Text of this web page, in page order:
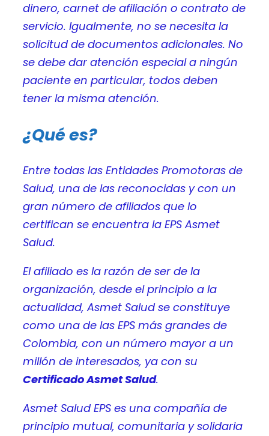
dinero, carnet de afiliación o contrato de
servicio. Igualmente, no se necesita la
solicitud de documentos adicionales. No
se debe dar atención especial a ningún
paciente en particular, todos deben
tener la misma atención.
¿Qué es?
Entre todas las Entidades Promotoras de
Salud, una de las reconocidas y con un
gran número de afiliados que lo
certifican se encuentra la EPS Asmet
Salud.
El afiliado es la razón de ser de la
organización, desde el principio a la
actualidad, Asmet Salud se constituye
como una de las EPS más grandes de
Colombia, con un número mayor a un
millón de interesados, ya con su
Certificado Asmet Salud.
Asmet Salud EPS es una compañía de
principio mutual, comunitaria y solidaria